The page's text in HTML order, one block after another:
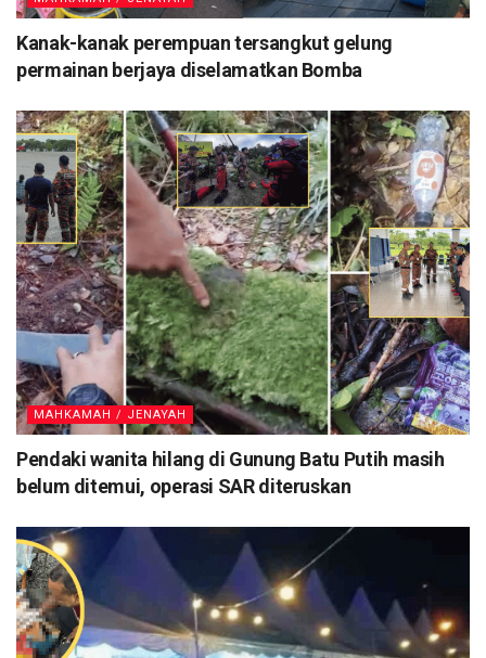
Kanak-kanak perempuan tersangkut gelung
permainan berjaya diselamatkan Bomba
MAHKAMAH / JENAYAH
Pendaki wanita hilang di Gunung Batu Putih masih
belum ditemui, operasi SAR diteruskan